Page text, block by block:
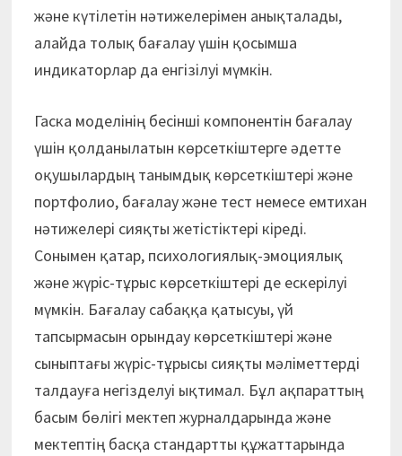
және күтілетін нәтижелерімен анықталады,
алайда толық бағалау үшін қосымша
индикаторлар да енгізілуі мүмкін.
Гаска моделінің бесінші компонентін бағалау
үшін қолданылатын көрсеткіштерге әдетте
оқушылардың танымдық көрсеткіштері және
портфолио, бағалау және тест немесе емтихан
нәтижелері сияқты жетістіктері кіреді.
Сонымен қатар, психологиялық-эмоциялық
және жүріс-тұрыс көрсеткіштері де ескерілуі
мүмкін. Бағалау сабаққа қатысуы, үй
тапсырмасын орындау көрсеткіштері және
сыныптағы жүріс-тұрысы сияқты мәліметтерді
талдауға негізделуі ықтимал. Бұл ақпараттың
басым бөлігі мектеп журналдарында және
мектептің басқа стандартты құжаттарында